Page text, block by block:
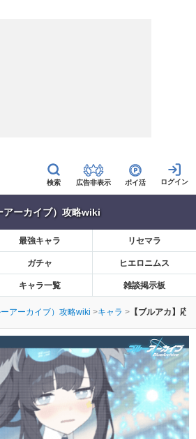
広告非表示 ポイ活
アーカイブ）攻略wiki
最強キャラ リセマラ
ガチャ ヒエロニムス
キャラ一覧 雑談掲示板
アーカイブ）攻略wiki キャラ 【ブルアカ】応